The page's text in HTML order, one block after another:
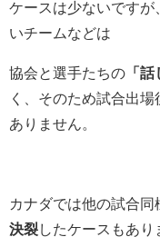
ケースは少ないですが
いチームなどは
協会と選手たちの 「
く、そのため試合出
ありません。
カナダでは他の試合同
決裂したケースもあり